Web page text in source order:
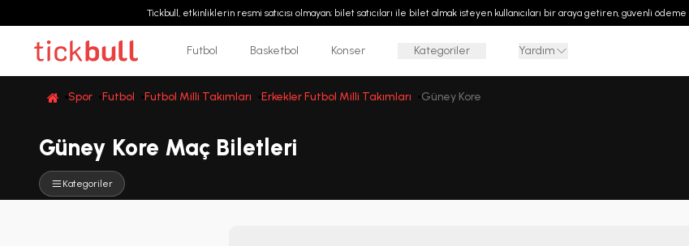
Tickbull, etkinliklerin resmi satıcısı olmayan; bilet satıcıları ile bilet almak isteyen kullanıcıları bir araya getiren, güvenli
Futbol Basketbol Konser Kategoriler Yardım
Spor Futbol Futbol Milli Takımları Erkekler Futbol Milli Takımları Güney Kore
Güney Kore Maç Biletleri
Kategoriler